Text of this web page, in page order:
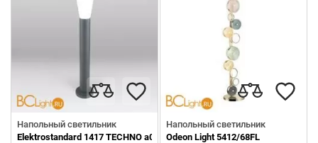
Напольный светильник
Elektrostandard 1417 TECHNO a049714
Напольный светильник
Odeon Light 5412/68FL